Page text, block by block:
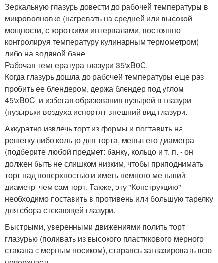
Зеркальную глазурь довести до рабочей температуры в
микроволновке (нагревать на средней или высокой
мощности, с короткими интервалами, постоянно
контролируя температуру кулинарным термометром)
либо на водяной бане.
Рабочая температура глазури 35\xB0C.
Когда глазурь дошла до рабочей температуры еще раз
пробить ее блендером, держа блендер под углом
45\xB0C, и избегая образования пузырей в глазури
(пузырьки воздуха испортят внешний вид глазури.
Аккуратно извлечь торт из формы и поставить на
решетку либо кольцо для торта, меньшего диаметра
(подберите любой предмет: банку, кольцо и т. п. - он
должен быть не слишком низким, чтобы приподнимать
торт над поверхностью и иметь немного меньший
диаметр, чем сам торт. Также, эту "Конструкцию"
необходимо поставить в противень или большую тарелку
для сбора стекающей глазури.
Быстрыми, уверенными движениями полить торт
глазурью (поливать из высокого пластикового мерного
стакана с мерным носиком), стараясь заглазировать всю